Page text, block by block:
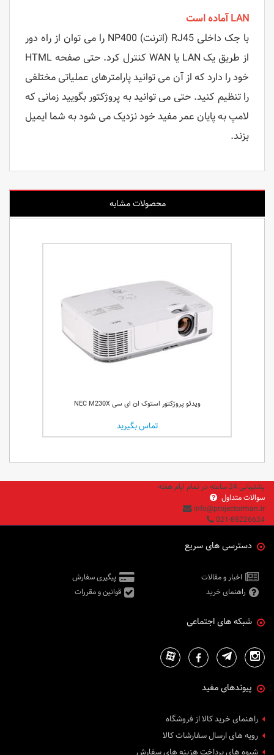
LAN آماده است
با جک داخلی RJ45 (اترنت) NP400 را می توان از راه دور
از طریق یک LAN یا WAN کنترل کرد. حتی صفحه HTML
خود را دارد که از آن می توانید پارامترهای عملیاتی مختلفی
را تنظیم کنید. حتی می توانید به پروژکتور بگویید زمانی که
لامپ به پایان عمر مفید خود نزدیک می شود به شما ایمیل
بزند.
محصولات مشابه
ویدئو پروژکتور استوک ان ای سی NEC M230X
تماس بگیرید
پشتیبانی 24 ساعته در تمام ایام هفته
سوالات متداول
info@projectorman.ir
021-88226624
دسترسی های سریع
اخبار و مقالات
پیگیری سفارش
راهنمای خرید
قوانین و مقررات
شبکه های اجتماعی
پیوندهای مفید
راهنمای خرید کالا از فروشگاه
رویه های ارسال سفارشات کالا
شیوه های پرداخت هزینه های سفارش